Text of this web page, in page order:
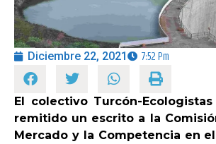
CARTAS DEL DIRECTOR
ENTREVISTAS
OPINIÓN
PROGRAMAS
Diciembre 22, 2021 7:52 Pm
El colectivo Turcón-
remitido un escrito a la
Mercado y la Competencia en